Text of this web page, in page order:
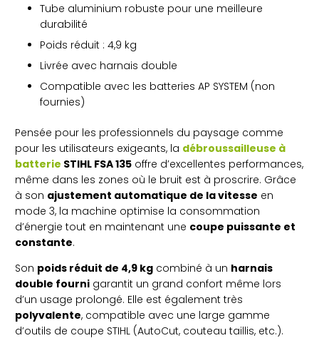
Tube aluminium robuste pour une meilleure
durabilité
Poids réduit : 4,9 kg
Livrée avec harnais double
Compatible avec les batteries AP SYSTEM (non
fournies)
Pensée pour les professionnels du paysage comme
pour les utilisateurs exigeants, la débroussailleuse à
batterie STIHL FSA 135 offre d’excellentes performances,
même dans les zones où le bruit est à proscrire. Grâce
à son ajustement automatique de la vitesse en
mode 3, la machine optimise la consommation
d’énergie tout en maintenant une coupe puissante et
constante.
Son poids réduit de 4,9 kg combiné à un harnais
double fourni garantit un grand confort même lors
d’un usage prolongé. Elle est également très
polyvalente, compatible avec une large gamme
d’outils de coupe STIHL (AutoCut, couteau taillis, etc.).